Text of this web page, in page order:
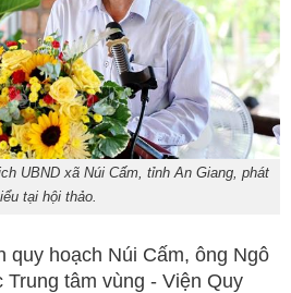
UBND xã Núi Cấm, tỉnh An Giang, phát
tại hội thảo.
hoạch Núi Cấm, ông Ngô
Trung tâm vùng - Viện Quy